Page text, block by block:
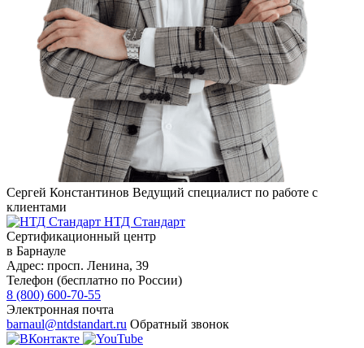
Сергей Константинов Ведущий специалист по работе с
клиентами
НТД Стандарт
Сертификационный центр
в Барнауле
Адрес: просп. Ленина, 39
Телефон (бесплатно по России)
8 (800) 600-70-55
Электронная почта
barnaul@ntdstandart.ru Обратный звонок